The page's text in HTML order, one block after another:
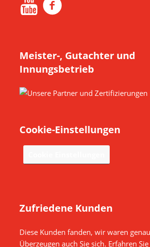
Meister-, Gutachter und
Innungsbetrieb
Cookie-Einstellungen
Zufriedene Kunden
Diese Kunden fanden, wir waren
Überzeugen auch Sie sich. Erfahren